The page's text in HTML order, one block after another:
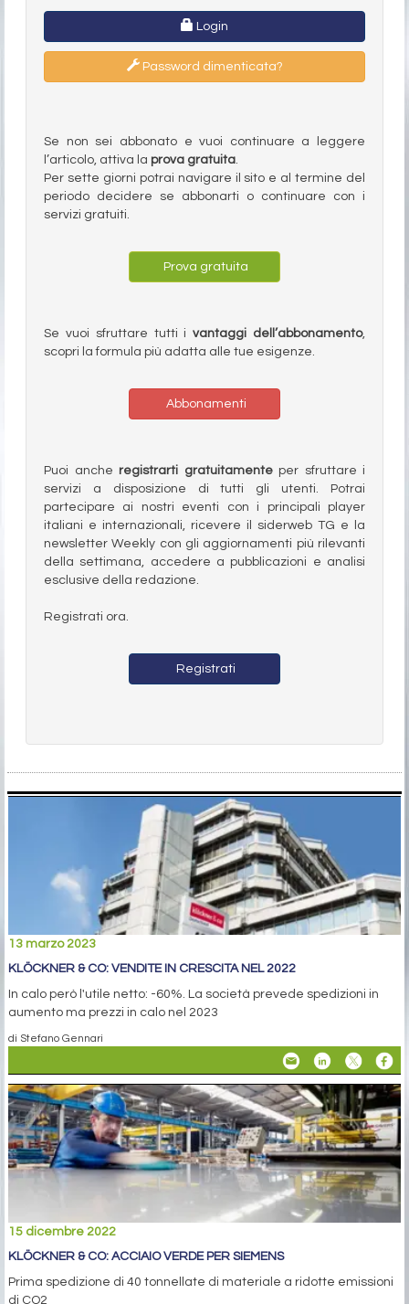
Login
Password dimenticata?
Se non sei abbonato e vuoi continuare a leggere
l’articolo, attiva la prova gratuita.
Per sette giorni potrai navigare il sito e al termine del
periodo decidere se abbonarti o continuare con i
servizi gratuiti.
Prova gratuita
Se vuoi sfruttare tutti ivantaggi dell’abbonamento,
scopri la formula più adatta alle tue esigenze.
Abbonamenti
Puoi anche registrarti gratuitamenteper sfruttare i
servizi a disposizione di tutti gli utenti. Potrai
partecipare ai nostri eventi con i principali player
italiani e internazionali, ricevere il siderweb TG e la
newsletter Weekly con gli aggiornamenti più rilevanti
della settimana, accedere a pubblicazioni e analisi
esclusive della redazione.
Registrati ora.
Registrati
13 marzo 2023
KLÖCKNER & CO: VENDITE IN CRESCITA NEL 2022
In calo però l'utile netto: -60%. La società prevede spedizioni in
aumento ma prezzi in calo nel 2023
di Stefano Gennari
15 dicembre 2022
KLÖCKNER & CO: ACCIAIO VERDE PER SIEMENS
Prima spedizione di 40 tonnellate di materiale a ridotte emissioni
di CO2